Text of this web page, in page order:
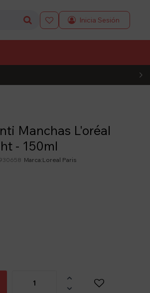

Manchas L'oréal
- 150ml
Loreal Paris

